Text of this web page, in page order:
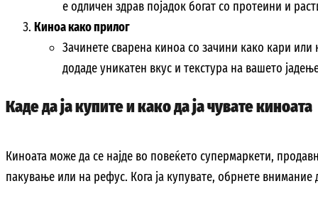
е одличен здрав појадок богат со протеини и
Киноа како прилог
Зачинете сварена киноа со зачини како кари
додаде уникатен вкус и текстура на вашето
Каде да ја купите и како да ја чувате киноата
Киноата може да се најде во повеќето супермаркети,
пакување или на рефус. Кога ја купувате, обрнете внимание